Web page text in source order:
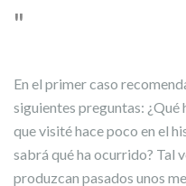
En el primer caso
siguientes preguntas: ¿Qué
que visité hace poco en el
sabrá qué ha ocurrido? Tal
produzcan pasados unos